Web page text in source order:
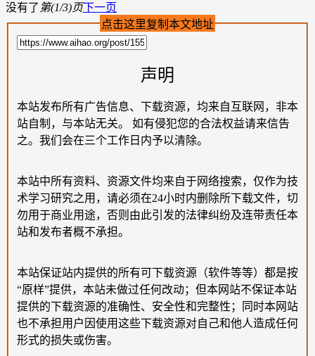
没有了 第(1/3)页下一页
点击这里复制本文地址
声明
本站发布所有广告信息、下载资源，均来自互联网，非本
站自制，与本站无关。 如有侵犯您的合法权益请来信告
之。我们会在三个工作日内予以清除。
本站中所有资料、资源文件均来自于网络搜索，仅作为技
术学习研究之用，请必须在24小时内删除所下载文件，切
勿用于商业用途，否则由此引发的法律纠纷及连带责任本
站和发布者概不承担。
本站保证站内提供的所有可下载资源（软件等等）都是按
“原样”提供，本站未做过任何改动；但本网站不保证本站
提供的下载资源的准确性、安全性和完整性；同时本网站
也不承担用户因使用这些下载资源对自己和他人造成任何
形式的损失或伤害。